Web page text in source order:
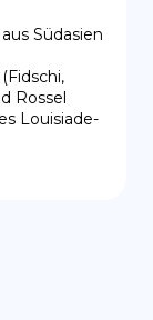
Südasien
Rossel
Louisiade-